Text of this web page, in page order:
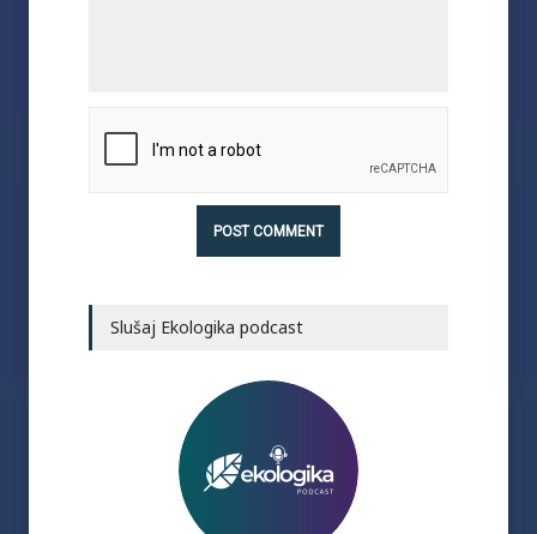
Slušaj Ekologika podcast